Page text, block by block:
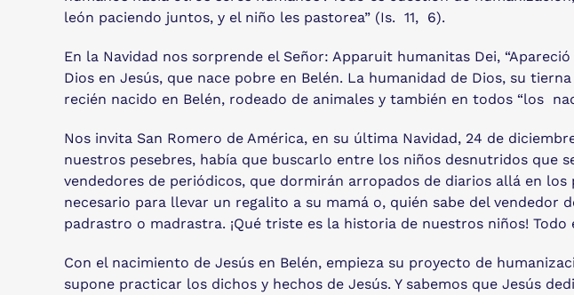
león paciendo juntos, y el niño les pastorea” (Is. 11, 6).
En la Navidad nos sorprende el Señor: Apparuit humanitas Dei,
Dios en Jesús, que nace pobre en Belén. La humanidad de Dios, su
recién nacido en Belén, rodeado de animales y también en todos “los
Nos invita San Romero de América, en su última Navidad, 24 de
nuestros pesebres, había que buscarlo entre los niños desnutridos
vendedores de periódicos, que dormirán arropados de diarios allá en
necesario para llevar un regalito a su mamá o, quién sabe del
padrastro o madrastra. ¡Qué triste es la historia de nuestros niños! Todo
Con el nacimiento de Jesús en Belén, empieza su proyecto de
supone practicar los dichos y hechos de Jesús. Y sabemos que Jesús